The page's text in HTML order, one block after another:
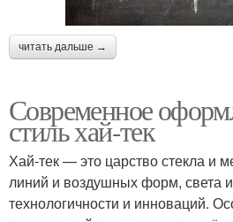
читать дальше →
Современное
стиль хай-тек
Хай-тек — это царство стекла и
линий и воздушных форм, света
технологичности и инноваций.